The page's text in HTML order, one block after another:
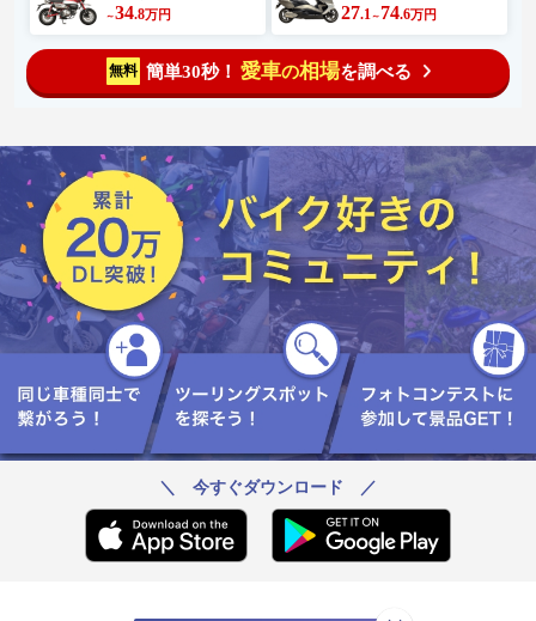
～34.8万円 27.1 ～ 74.6万円
無料 簡単30秒！ 愛車の相場を調べる
＼ 今すぐダウンロード ／